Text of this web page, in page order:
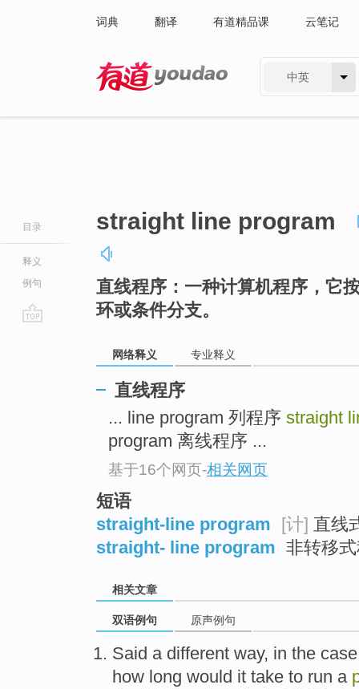
词典 翻译 有道精品课 云笔记
中英
目录
释义
例句
straight line program
直线程序：一种计算机程序，它
环或条件分支。
网络释义 专业释义
直线程序
... line program 列程序 straight
program 离线程序 ...
基于16个网页-相关网页
短语
straight-line program [计] 直线
straight- line program 非转移
相关文章
双语例句 原声例句
Said adifferent way, in the
how long would it take to run a